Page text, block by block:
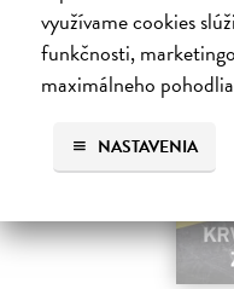
využívame cookies
funkčnosti,
maximálneho
NASTAVENIA